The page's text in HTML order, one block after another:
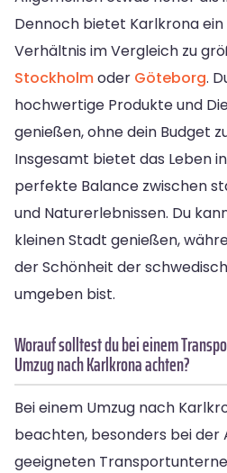
Dennoch bietet Karlkrona
Verhältnis im Vergleich zu
Stockholmoder Göteborg.
hochwertige Produkte und
genießen, ohne dein Budget
Insgesamt bietet das Leben
perfekte Balance zwischen
und Naturerlebnissen. Du
kleinen Stadt genießen,
der Schönheit der
umgeben bist.
Worauf solltest du bei einem
Umzug nach Karlkrona achten?
Bei einem Umzug nach
beachten, besonders bei der
geeigneten